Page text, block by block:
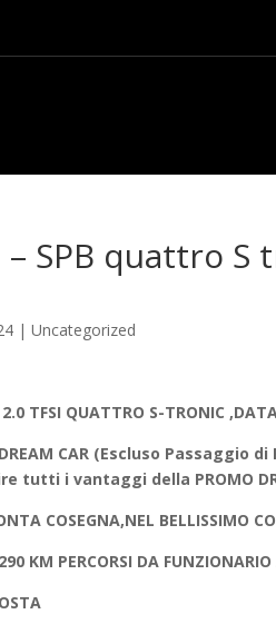
– SPB quattro S
|Uncategorized
TFSI QUATTRO S-TRONIC ,
DREAM CAR (Escluso Passaggio
tutti i vantaggi della PROMO
COSEGNA,NEL BELLISSIMO
KM PERCORSI DA FUNZIONARIO